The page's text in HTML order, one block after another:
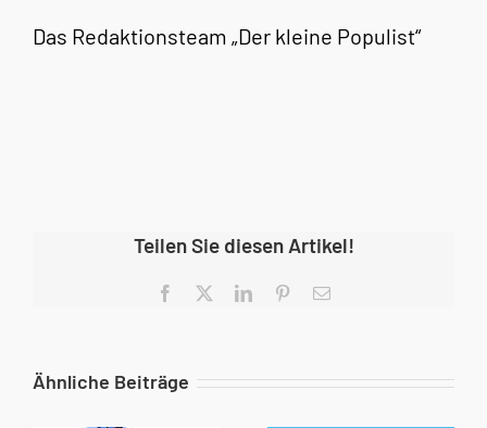
Das Redaktionsteam „Der kleine Populist“
Teilen Sie diesen Artikel!
Facebook LinkedInPinterest
E-
Ähnliche Beiträge